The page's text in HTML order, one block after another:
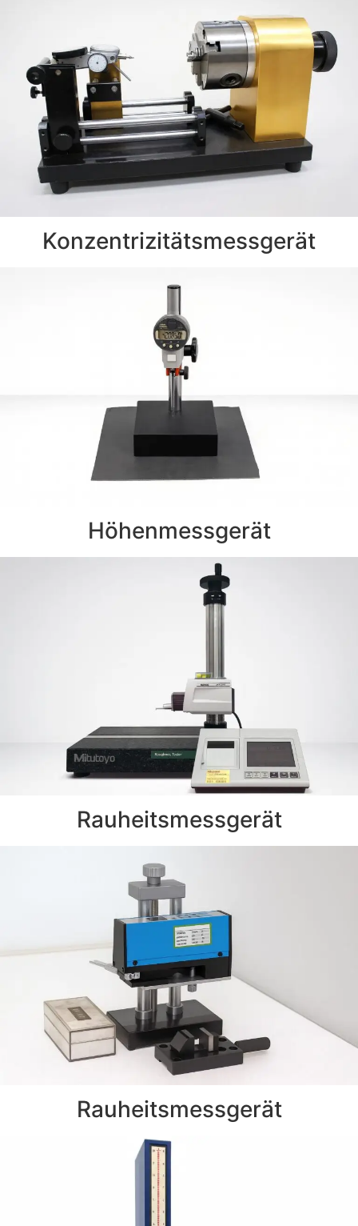
Konzentrizitätsmessgerät
Höhenmessgerät
Rauheitsmessgerät
Rauheitsmessgerät